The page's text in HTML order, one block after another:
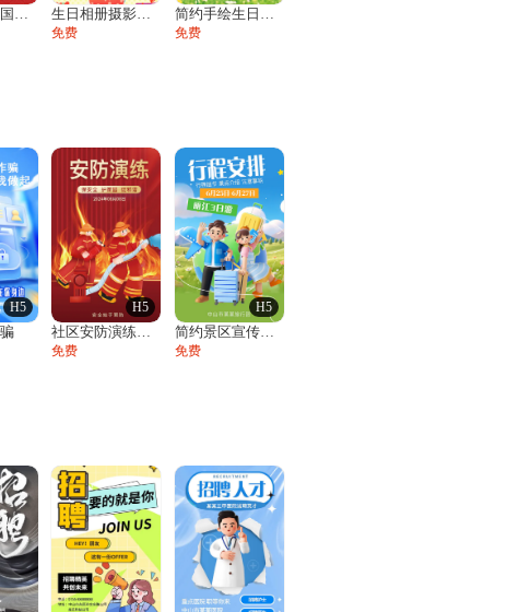
红色鎏金中国风寿宴请柬生日宴大寿寿宴邀请 生日相册摄影风十岁宴生日宴活动邀请函
免费
简约手绘生日贺卡祝福生日相册邀请函
免费
H5 H5
社区安防演练通知
免费
H5
简约景区宣传旅游公司产品介绍行程安排活动
免费